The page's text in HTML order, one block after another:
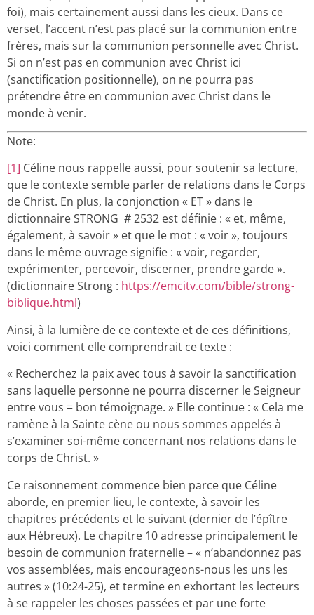
foi), mais certainement aussi dans les cieux. Dans ce
verset, l’accent n’est pas placé sur la communion entre
frères, mais sur la communion personnelle avec Christ.
Si on n’est pas en communion avec Christ ici
(sanctification positionnelle), on ne pourra pas
prétendre être en communion avec Christ dans le
monde à venir.
Note:
[1] Céline nous rappelle aussi, pour soutenir sa lecture,
que le contexte semble parler de relations dans le Corps
de Christ. En plus, la conjonction « ET » dans le
dictionnaire STRONG # 2532 est définie : « et, même,
également, à savoir » et que le mot : « voir », toujours
dans le même ouvrage signifie : « voir, regarder,
expérimenter, percevoir, discerner, prendre garde ».
(dictionnaire Strong : https://emcitv.com/bible/strong-
biblique.html)
Ainsi, à la lumière de ce contexte et de ces définitions,
voici comment elle comprendrait ce texte :
« Recherchez la paix avec tous à savoir la sanctification
sans laquelle personne ne pourra discerner le Seigneur
entre vous = bon témoignage. » Elle continue : « Cela me
ramène à la Sainte cène ou nous sommes appelés à
s’examiner soi-même concernant nos relations dans le
corps de Christ. »
Ce raisonnement commence bien parce que Céline
aborde, en premier lieu, le contexte, à savoir les
chapitres précédents et le suivant (dernier de l’épître
aux Hébreux). Le chapitre 10 adresse principalement le
besoin de communion fraternelle – « n’abandonnez pas
vos assemblées, mais encourageons-nous les uns les
autres » (10:24-25), et termine en exhortant les lecteurs
à se rappeler les choses passées et par une forte